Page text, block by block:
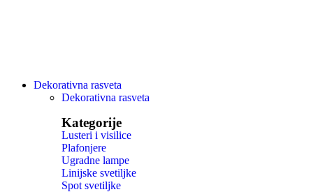
Dekorativna rasveta
Dekorativna rasveta
Kategorije
Lusteri i visilice
Plafonjere
Ugradne lampe
Linijske svetiljke
Spot svetiljke